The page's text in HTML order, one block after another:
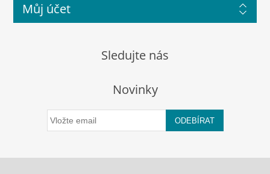
Můj účet
Sledujte nás
Novinky
ODEBÍRAT